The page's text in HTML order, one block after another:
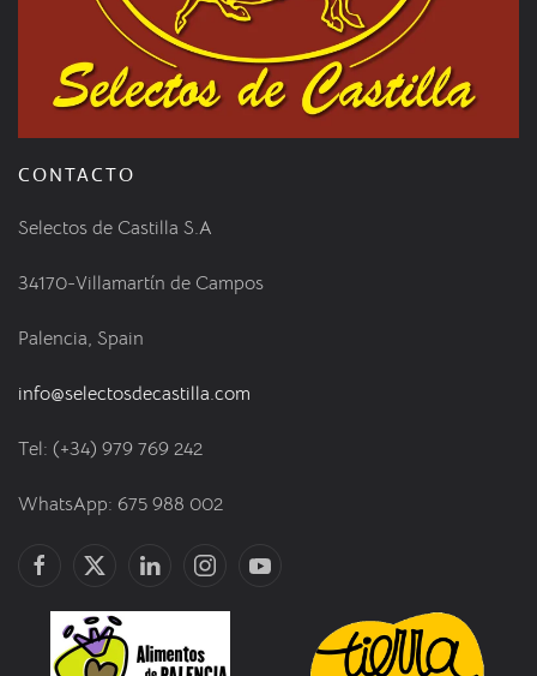
CONTACTO
Selectos de Castilla S.A
34170-Villamartín de Campos
Palencia, Spain
info@selectosdecastilla.com
Tel: (+34) 979 769 242
WhatsApp: 675 988 002